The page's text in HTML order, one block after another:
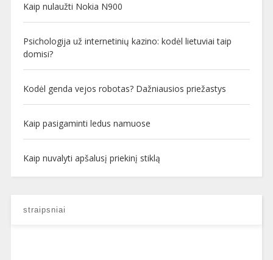
Kaip nulaužti Nokia N900
Psichologija už internetinių kazino: kodėl lietuviai taip
domisi?
Kodėl genda vejos robotas? Dažniausios priežastys
Kaip pasigaminti ledus namuose
Kaip nuvalyti apšalusį priekinį stiklą
straipsniai